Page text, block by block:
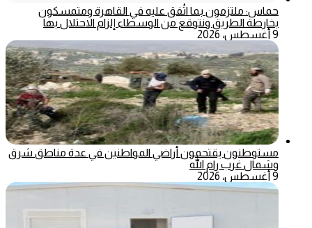
حماس: ملتزمون بما اتُفق عليه في القاهرة ومتمسكون
بخارطة الطريق ونتوقع من الوسطاء إلزام الاحتلال بها
9 أغسطس، 2026
مستوطنون يقتحمون أراضي المواطنين في عدة مناطق شرق
وشمال غرب رام الله
9 أغسطس، 2026